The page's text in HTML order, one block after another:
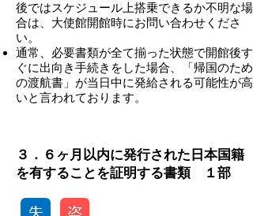
後ではスケジュール上搭乗できるか不明な場
合は、大使館開館時にお問い合わせくださ
い。
​通常、必要書類が全て揃った状態で開館後す
ぐに出向き手続きをした場合、「帰国のため
の渡航書」が当日中に発給される可能性が高
いと言われております。
３．６ヶ月以内に発行された日本国籍
を有することを証明する書類 １部